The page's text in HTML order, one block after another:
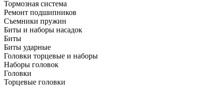
Тормозная система
Ремонт подшипников
Съемники пружин
Биты и наборы насадок
Биты
Биты ударные
Головки торцевые и наборы
Наборы головок
Головки
Торцевые головки